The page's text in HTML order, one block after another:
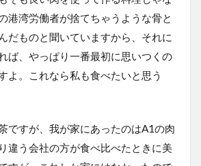
港湾労働者が捨てちゃうような骨と
だものと聞いていますから、それに
ば、やっぱり一番最初に思いつくの
よ。これなら私も食べたいと思う
ですが、我が家にあったのはA1の肉
違う会社の方が食べ比べたときに美